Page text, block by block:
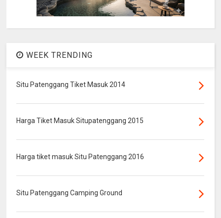
WEEK TRENDING
Situ Patenggang Tiket Masuk 2014
Harga Tiket Masuk Situpatenggang 2015
Harga tiket masuk Situ Patenggang 2016
Situ Patenggang Camping Ground